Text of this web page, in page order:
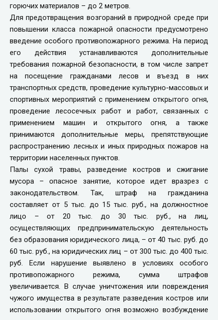
горючих материалов – до 2 метров.
Для предотвращения возгораний в природной среде при
повышении класса пожарной опасности предусмотрено
введение особого противопожарного режима. На период
его действия устанавливаются дополнительные
требования пожарной безопасности, в том числе запрет
на посещение гражданами лесов и въезд в них
транспортных средств, проведение культурно-массовых и
спортивных мероприятий с применением открытого огня,
проведение лесосечных работ и работ, связанных с
применением машин и открытого огня, а также
принимаются дополнительные меры, препятствующие
распространению лесных и иных природных пожаров на
территории населенных пунктов.
Палы сухой травы, разведение костров и сжигание
мусора – опасное занятие, которое идет вразрез с
законодательством. Так, штраф на гражданина
составляет от 5 тыс. до 15 тыс. руб., на должностное
лицо – от 20 тыс. до 30 тыс. руб., на лиц,
осуществляющих предпринимательскую деятельность
без образования юридического лица, – от 40 тыс. руб. до
60 тыс. руб., на юридических лиц – от 300 тыс. до 400 тыс.
руб. Если нарушение выявлено в условиях особого
противопожарного режима, сумма штрафов
увеличивается. В случае уничтожения или повреждения
чужого имущества в результате разведения костров или
использовании открытого огня возможно возбуждение